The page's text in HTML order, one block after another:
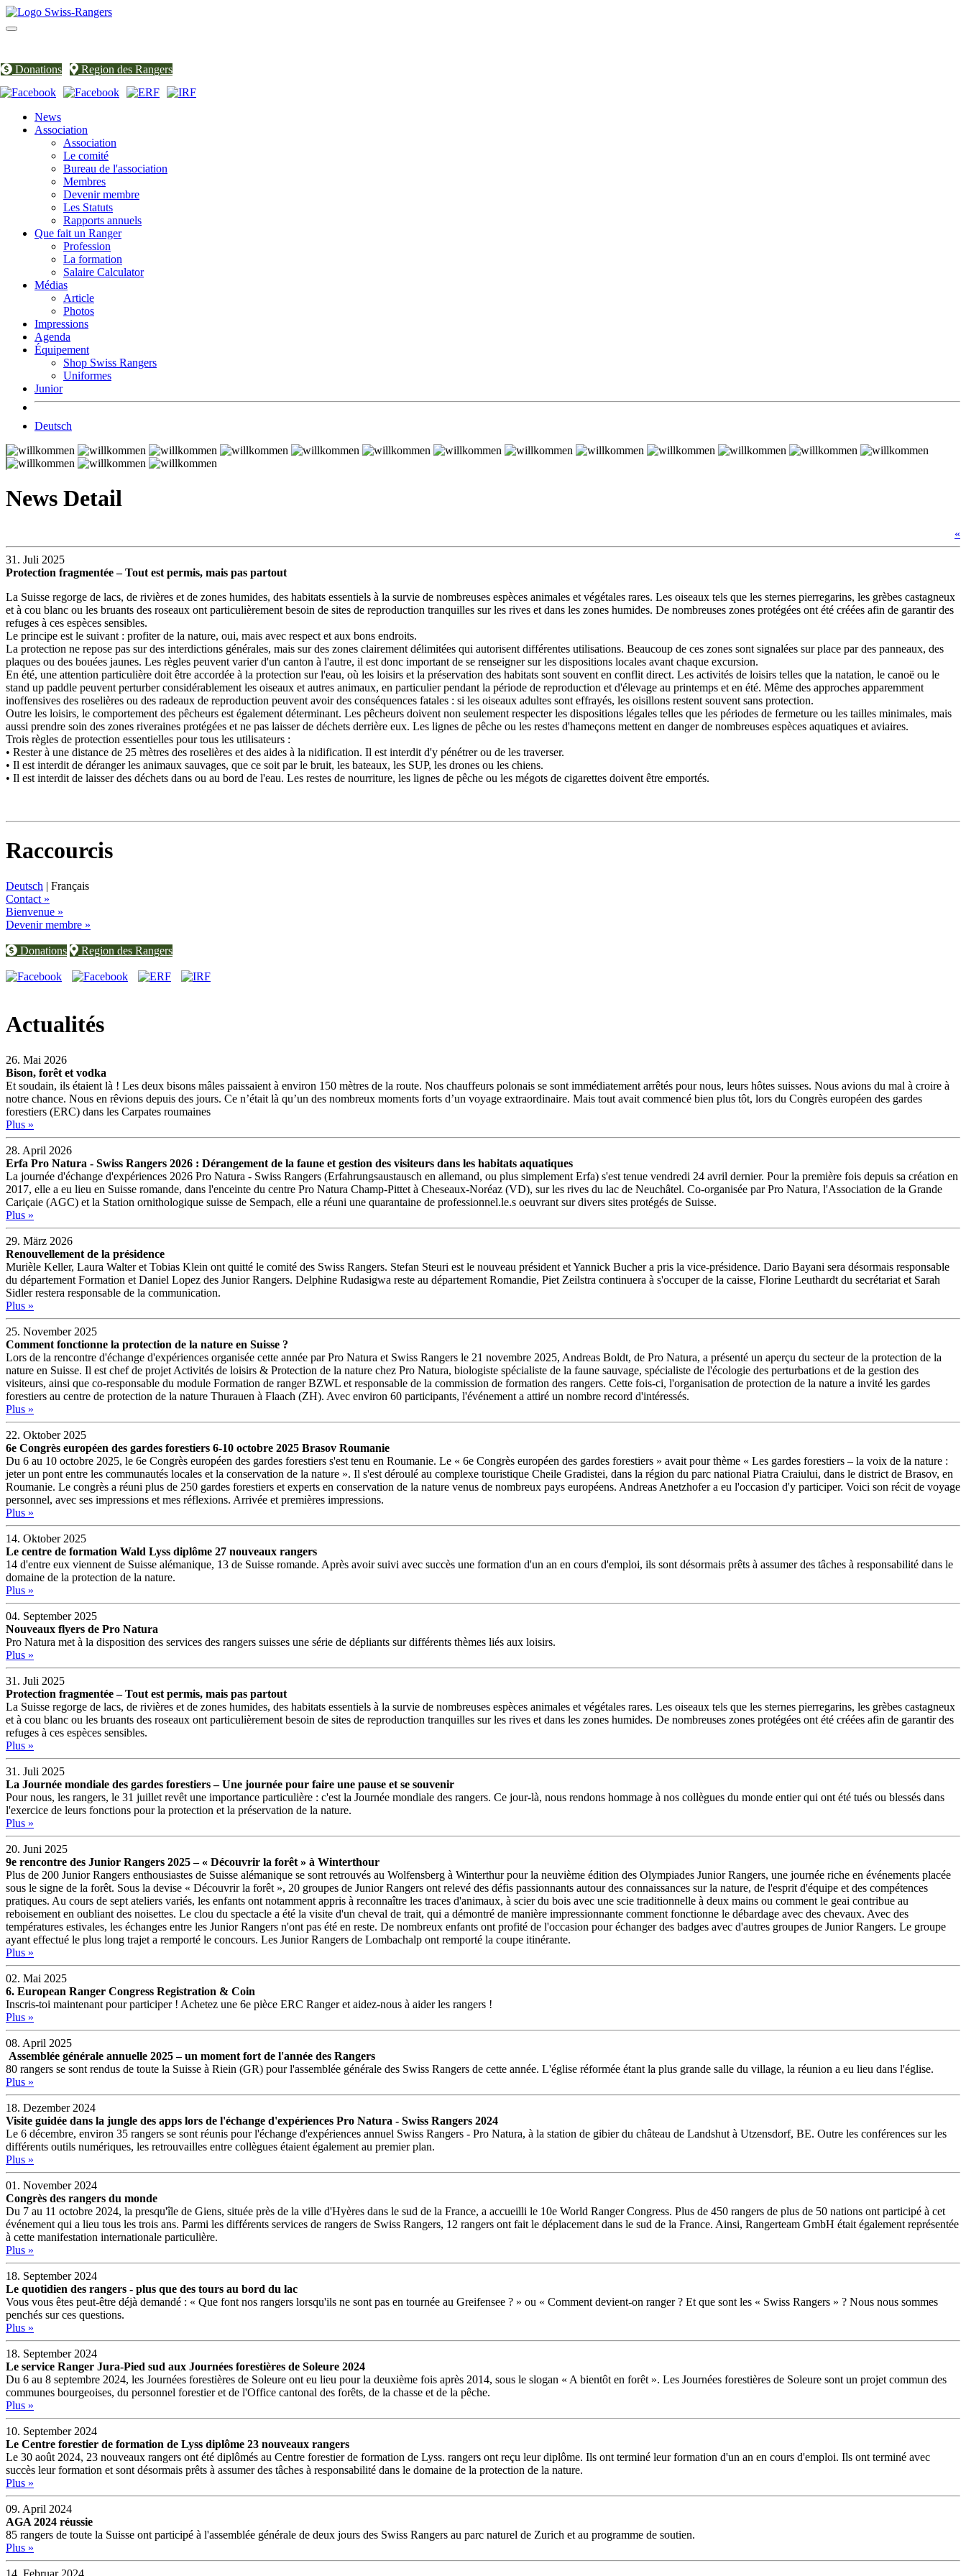
Toggle
Donations Region des Rangers
News
Association
Association
Le comité
Bureau de l'association
Membres
Devenir membre
Les Statuts
Rapports annuels
Que fait un Ranger
Profession
La formation
Salaire Calculator
Médias
Article
Photos
Impressions
Agenda
Équipement
Shop Swiss Rangers
Uniformes
Junior
Deutsch
News Detail
«
31. Juli 2025
Protection fragmentée – Tout est permis, mais pas partout
La Suisse regorge de lacs, de rivières et de zones humides, des habitats essentiels à la survie de nombreuses espèces animales et végétales rares. Les oiseaux tels que les sternes pierregarins, les grèbes castagneux
et à cou blanc ou les bruants des roseaux ont particulièrement besoin de sites de reproduction tranquilles sur les rives et dans les zones humides. De nombreuses zones protégées ont été créées afin de garantir des
refuges à ces espèces sensibles.
Le principe est le suivant : profiter de la nature, oui, mais avec respect et aux bons endroits.
La protection ne repose pas sur des interdictions générales, mais sur des zones clairement délimitées qui autorisent différentes utilisations. Beaucoup de ces zones sont signalées sur place par des panneaux, des
plaques ou des bouées jaunes. Les règles peuvent varier d'un canton à l'autre, il est donc important de se renseigner sur les dispositions locales avant chaque excursion.
En été, une attention particulière doit être accordée à la protection sur l'eau, où les loisirs et la préservation des habitats sont souvent en conflit direct. Les activités de loisirs telles que la natation, le canoë ou le
stand up paddle peuvent perturber considérablement les oiseaux et autres animaux, en particulier pendant la période de reproduction et d'élevage au printemps et en été. Même des approches apparemment
inoffensives des roselières ou des radeaux de reproduction peuvent avoir des conséquences fatales : si les oiseaux adultes sont effrayés, les oisillons restent souvent sans protection.
Outre les loisirs, le comportement des pêcheurs est également déterminant. Les pêcheurs doivent non seulement respecter les dispositions légales telles que les périodes de fermeture ou les tailles minimales, mais
aussi prendre soin des zones riveraines protégées et ne pas laisser de déchets derrière eux. Les lignes de pêche ou les restes d'hameçons mettent en danger de nombreuses espèces aquatiques et aviaires.
Trois règles de protection essentielles pour tous les utilisateurs :
• Rester à une distance de 25 mètres des roselières et des aides à la nidification. Il est interdit d'y pénétrer ou de les traverser.
• Il est interdit de déranger les animaux sauvages, que ce soit par le bruit, les bateaux, les SUP, les drones ou les chiens.
• Il est interdit de laisser des déchets dans ou au bord de l'eau. Les restes de nourriture, les lignes de pêche ou les mégots de cigarettes doivent être emportés.
Raccourcis
Deutsch | Français
Contact »
Bienvenue »
Devenir membre »
Donations Region des Rangers
Actualités
26. Mai 2026
Bison, forêt et vodka
Et soudain, ils étaient là ! Les deux bisons mâles paissaient à environ 150 mètres de la route. Nos chauffeurs polonais se sont immédiatement arrêtés pour nous, leurs hôtes suisses. Nous avions du mal à croire à
notre chance. Nous en rêvions depuis des jours. Ce n’était là qu’un des nombreux moments forts d’un voyage extraordinaire. Mais tout avait commencé bien plus tôt, lors du Congrès européen des gardes
forestiers (ERC) dans les Carpates roumaines
Plus »
28. April 2026
Erfa Pro Natura - Swiss Rangers 2026 : Dérangement de la faune et gestion des visiteurs dans les habitats aquatiques
La journée d'échange d'expériences 2026 Pro Natura - Swiss Rangers (Erfahrungsaustausch en allemand, ou plus simplement Erfa) s'est tenue vendredi 24 avril dernier. Pour la première fois depuis sa création en
2017, elle a eu lieu en Suisse romande, dans l'enceinte du centre Pro Natura Champ-Pittet à Cheseaux-Noréaz (VD), sur les rives du lac de Neuchâtel. Co-organisée par Pro Natura, l'Association de la Grande
Cariçaie (AGC) et la Station ornithologique suisse de Sempach, elle a réuni une quarantaine de professionnel.le.s oeuvrant sur divers sites protégés de Suisse.
Plus »
29. März 2026
Renouvellement de la présidence
Murièle Keller, Laura Walter et Tobias Klein ont quitté le comité des Swiss Rangers. Stefan Steuri est le nouveau président et Yannick Bucher a pris la vice-présidence. Dario Bayani sera désormais responsable
du département Formation et Daniel Lopez des Junior Rangers. Delphine Rudasigwa reste au département Romandie, Piet Zeilstra continuera à s'occuper de la caisse, Florine Leuthardt du secrétariat et Sarah
Sidler restera responsable de la communication.
Plus »
25. November 2025
Comment fonctionne la protection de la nature en Suisse ?
Lors de la rencontre d'échange d'expériences organisée cette année par Pro Natura et Swiss Rangers le 21 novembre 2025, Andreas Boldt, de Pro Natura, a présenté un aperçu du secteur de la protection de la
nature en Suisse. Il est chef de projet Activités de loisirs & Protection de la nature chez Pro Natura, biologiste spécialiste de la faune sauvage, spécialiste de l'écologie des perturbations et de la gestion des
visiteurs, ainsi que co-responsable du module Formation de ranger BZWL et responsable de la commission de formation des rangers. Cette fois-ci, l'organisation de protection de la nature a invité les gardes
forestiers au centre de protection de la nature Thurauen à Flaach (ZH). Avec environ 60 participants, l'événement a attiré un nombre record d'intéressés.
Plus »
22. Oktober 2025
6e Congrès européen des gardes forestiers 6-10 octobre 2025 Brasov Roumanie
Du 6 au 10 octobre 2025, le 6e Congrès européen des gardes forestiers s'est tenu en Roumanie. Le « 6e Congrès européen des gardes forestiers » avait pour thème « Les gardes forestiers – la voix de la nature :
jeter un pont entre les communautés locales et la conservation de la nature ». Il s'est déroulé au complexe touristique Cheile Gradistei, dans la région du parc national Piatra Craiului, dans le district de Brasov, en
Roumanie. Le congrès a réuni plus de 250 gardes forestiers et experts en conservation de la nature venus de nombreux pays européens. Andreas Anetzhofer a eu l'occasion d'y participer. Voici son récit de voyage
personnel, avec ses impressions et mes réflexions. Arrivée et premières impressions.
Plus »
14. Oktober 2025
Le centre de formation Wald Lyss diplôme 27 nouveaux rangers
14 d'entre eux viennent de Suisse alémanique, 13 de Suisse romande. Après avoir suivi avec succès une formation d'un an en cours d'emploi, ils sont désormais prêts à assumer des tâches à responsabilité dans le
domaine de la protection de la nature.
Plus »
04. September 2025
Nouveaux flyers de Pro Natura
Pro Natura met à la disposition des services des rangers suisses une série de dépliants sur différents thèmes liés aux loisirs.
Plus »
31. Juli 2025
Protection fragmentée – Tout est permis, mais pas partout
La Suisse regorge de lacs, de rivières et de zones humides, des habitats essentiels à la survie de nombreuses espèces animales et végétales rares. Les oiseaux tels que les sternes pierregarins, les grèbes castagneux
et à cou blanc ou les bruants des roseaux ont particulièrement besoin de sites de reproduction tranquilles sur les rives et dans les zones humides. De nombreuses zones protégées ont été créées afin de garantir des
refuges à ces espèces sensibles.
Plus »
31. Juli 2025
La Journée mondiale des gardes forestiers – Une journée pour faire une pause et se souvenir
Pour nous, les rangers, le 31 juillet revêt une importance particulière : c'est la Journée mondiale des rangers. Ce jour-là, nous rendons hommage à nos collègues du monde entier qui ont été tués ou blessés dans
l'exercice de leurs fonctions pour la protection et la préservation de la nature.
Plus »
20. Juni 2025
9e rencontre des Junior Rangers 2025 – « Découvrir la forêt » à Winterthour
Plus de 200 Junior Rangers enthousiastes de Suisse alémanique se sont retrouvés au Wolfensberg à Winterthur pour la neuvième édition des Olympiades Junior Rangers, une journée riche en événements placée
sous le signe de la forêt. Sous la devise « Découvrir la forêt », 20 groupes de Junior Rangers ont relevé des défis passionnants autour des connaissances sur la nature, de l'esprit d'équipe et des compétences
pratiques. Au cours de sept ateliers variés, les enfants ont notamment appris à reconnaître les traces d'animaux, à scier du bois avec une scie traditionnelle à deux mains ou comment le geai contribue au
reboisement en oubliant des noisettes. Le clou du spectacle a été la visite d'un cheval de trait, qui a démontré de manière impressionnante comment fonctionne le débardage avec des chevaux. Avec des
températures estivales, les échanges entre les Junior Rangers n'ont pas été en reste. De nombreux enfants ont profité de l'occasion pour échanger des badges avec d'autres groupes de Junior Rangers. Le groupe
ayant effectué le plus long trajet a remporté le concours. Les Junior Rangers de Lombachalp ont remporté la coupe itinérante.
Plus »
02. Mai 2025
6. European Ranger Congress Registration & Coin
Inscris-toi maintenant pour participer ! Achetez une 6e pièce ERC Ranger et aidez-nous à aider les rangers !
Plus »
08. April 2025
Assemblée générale annuelle 2025 – un moment fort de l'année des Rangers
80 rangers se sont rendus de toute la Suisse à Riein (GR) pour l'assemblée générale des Swiss Rangers de cette année. L'église réformée étant la plus grande salle du village, la réunion a eu lieu dans l'église.
Plus »
18. Dezember 2024
Visite guidée dans la jungle des apps lors de l'échange d'expériences Pro Natura - Swiss Rangers 2024
Le 6 décembre, environ 35 rangers se sont réunis pour l'échange d'expériences annuel Swiss Rangers - Pro Natura, à la station de gibier du château de Landshut à Utzensdorf, BE. Outre les conférences sur les
différents outils numériques, les retrouvailles entre collègues étaient également au premier plan.
Plus »
01. November 2024
Congrès des rangers du monde
Du 7 au 11 octobre 2024, la presqu'île de Giens, située près de la ville d'Hyères dans le sud de la France, a accueilli le 10e World Ranger Congress. Plus de 450 rangers de plus de 50 nations ont participé à cet
événement qui a lieu tous les trois ans. Parmi les différents services de rangers de Swiss Rangers, 12 rangers ont fait le déplacement dans le sud de la France. Ainsi, Rangerteam GmbH était également représentée
à cette manifestation internationale particulière.
Plus »
18. September 2024
Le quotidien des rangers - plus que des tours au bord du lac
Vous vous êtes peut-être déjà demandé : « Que font nos rangers lorsqu'ils ne sont pas en tournée au Greifensee ? » ou « Comment devient-on ranger ? Et que sont les « Swiss Rangers » ? Nous nous sommes
penchés sur ces questions.
Plus »
18. September 2024
Le service Ranger Jura-Pied sud aux Journées forestières de Soleure 2024
Du 6 au 8 septembre 2024, les Journées forestières de Soleure ont eu lieu pour la deuxième fois après 2014, sous le slogan « A bientôt en forêt ». Les Journées forestières de Soleure sont un projet commun des
communes bourgeoises, du personnel forestier et de l'Office cantonal des forêts, de la chasse et de la pêche.
Plus »
10. September 2024
Le Centre forestier de formation de Lyss diplôme 23 nouveaux rangers
Le 30 août 2024, 23 nouveaux rangers ont été diplômés au Centre forestier de formation de Lyss. rangers ont reçu leur diplôme. Ils ont terminé leur formation d'un an en cours d'emploi. Ils ont terminé avec
succès leur formation et sont désormais prêts à assumer des tâches à responsabilité dans le domaine de la protection de la nature.
Plus »
09. April 2024
AGA 2024 réussie
85 rangers de toute la Suisse ont participé à l'assemblée générale de deux jours des Swiss Rangers au parc naturel de Zurich et au programme de soutien.
Plus »
14. Februar 2024